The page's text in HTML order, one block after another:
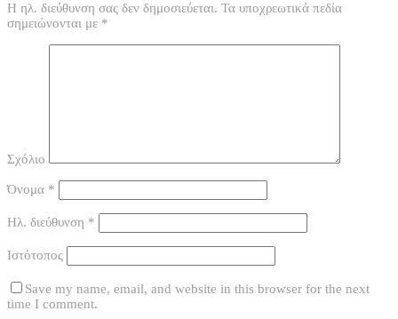
Η ηλ. διεύθυνση σας δεν δημοσιεύεται. Τα υποχρεωτικά πεδία
σημειώνονται με *
Σχόλιο
Όνομα *
Ηλ. διεύθυνση *
Ιστότοπος
Save my name, email, and website in this browser for the next
time I comment.